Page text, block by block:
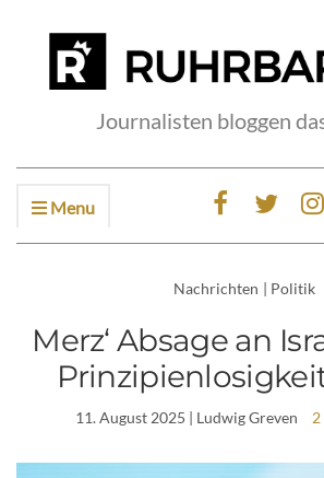
Journalisten bloggen
Menu
Nachrichten | Politik
Merz‘ Absage an
11. August 2025 | Ludwig Greven